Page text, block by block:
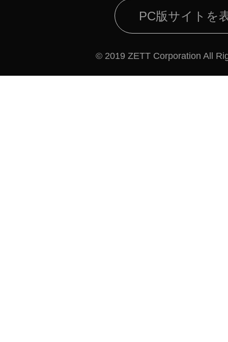
PC版サイトを
© 2019 ZETT Corporation All